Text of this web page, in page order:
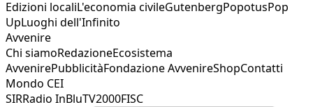
Edizioni localiL'economia civileGutenbergPopotusPop
UpLuoghi dell'Infinito
Avvenire
Chi siamoRedazioneEcosistema
AvvenirePubblicitàFondazione AvvenireShopContatti
Mondo CEI
SIRRadio InBluTV2000FISC